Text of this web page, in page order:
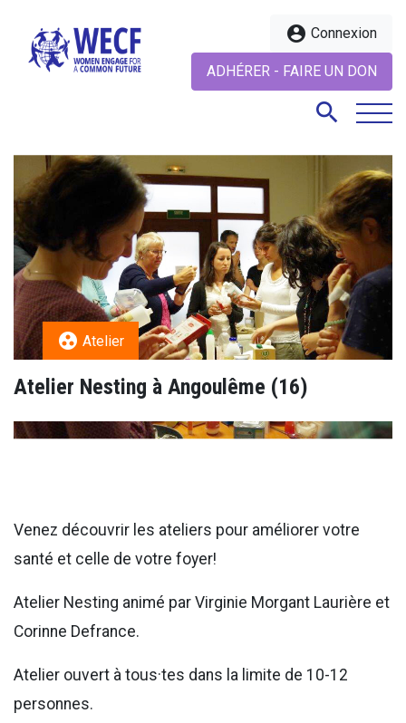
account_circle Connexion
ADHÉRER - FAIRE UN DON
search
search
group_work Atelier
Atelier Nesting à Angoulême (16)
Venez découvrir les ateliers pour améliorer votre
santé et celle de votre foyer!
Atelier Nesting animé par Virginie Morgant Laurière et
Corinne Defrance.
Atelier ouvert à tous·tes dans la limite de 10-12
personnes.